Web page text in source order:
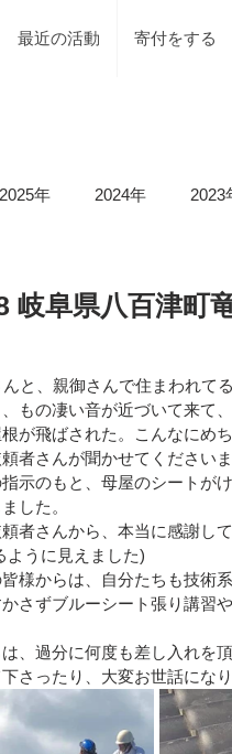
最近の活動 寄付をする
2025年 2024年 2023
ィア掲載情報
水害 令和5年台風2号（
岡市清水区）
岐阜県八百津町
と、親御さんで住まわれて
もの凄い音が近づいて来て
が飛ばされた。こんなにめ
者さんが聞かせてくださいま
示のもと、母屋のシートが
した。
者さんから、本当に感謝し
ように見えました)
様からは、自分たちも技術
さずブルーシート張り講習
、過分に何度も差し入れを
さったり、大変お世話にな